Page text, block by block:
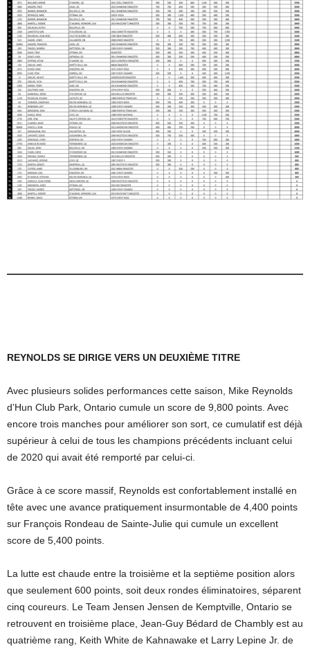
REYNOLDS SE DIRIGE VERS UN DEUXIÈME TITRE
Avec plusieurs solides performances cette saison, Mike Reynolds
d’Hun Club Park, Ontario cumule un score de 9,800 points. Avec
encore trois manches pour améliorer son sort, ce cumulatif est déjà
supérieur à celui de tous les champions précédents incluant celui
de 2020 qui avait été remporté par celui-ci.
Grâce à ce score massif, Reynolds est confortablement installé en
tête avec une avance pratiquement insurmontable de 4,400 points
sur François Rondeau de Sainte-Julie qui cumule un excellent
score de 5,400 points.
La lutte est chaude entre la troisième et la septième position alors
que seulement 600 points, soit deux rondes éliminatoires, séparent
cinq coureurs. Le Team Jensen Jensen de Kemptville, Ontario se
retrouvent en troisième place, Jean-Guy Bédard de Chambly est au
quatrième rang, Keith White de Kahnawake et Larry Lepine Jr. de